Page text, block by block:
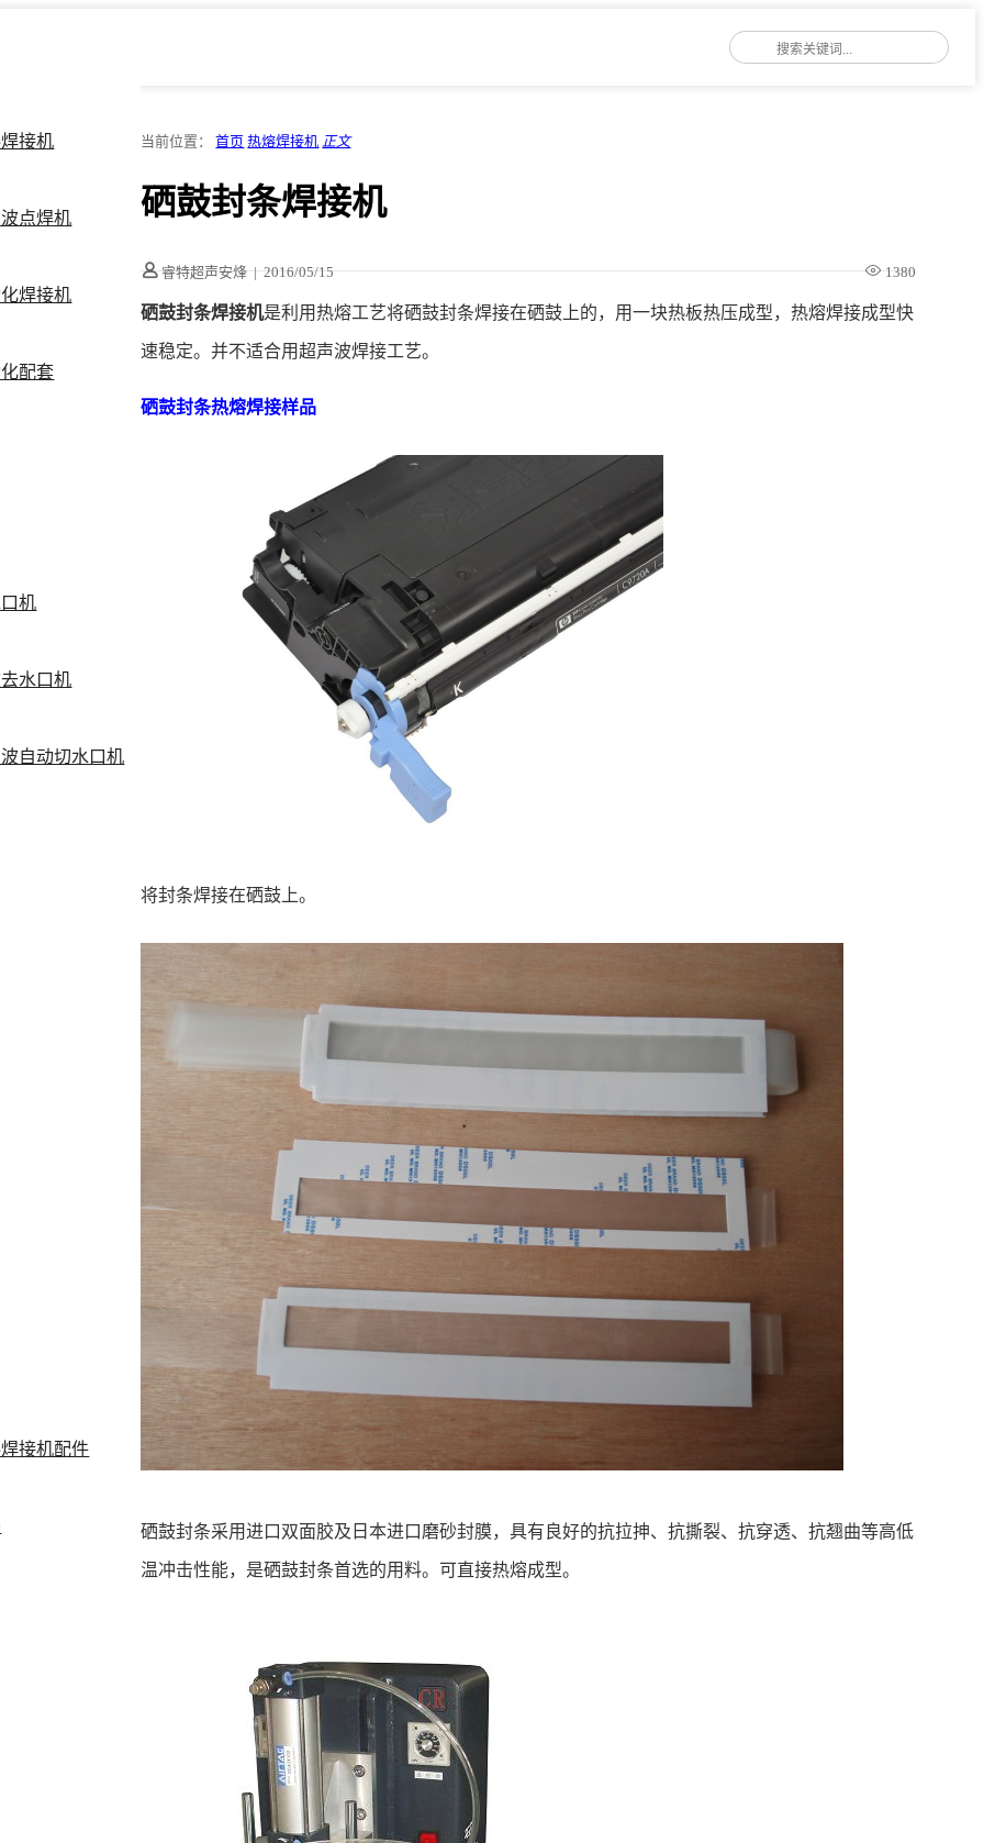
接机
点焊机
焊接机
配套
机
水口机
自动切水口机
接机配件
当前位置：首页 热熔焊接机 正文
硒鼓封条焊接机
睿特超声安烽 | 2016/05/15 1380
硒鼓封条焊接机是利用热熔工艺将硒鼓封条焊接在硒鼓上的，用一块热板热压成型，热熔焊接成型快
速稳定。并不适合用超声波焊接工艺。
硒鼓封条热熔焊接样品
将封条焊接在硒鼓上。
硒鼓封条采用进口双面胶及日本进口磨砂封膜，具有良好的抗拉抻、抗撕裂、抗穿透、抗翘曲等高低
温冲击性能，是硒鼓封条首选的用料。可直接热熔成型。